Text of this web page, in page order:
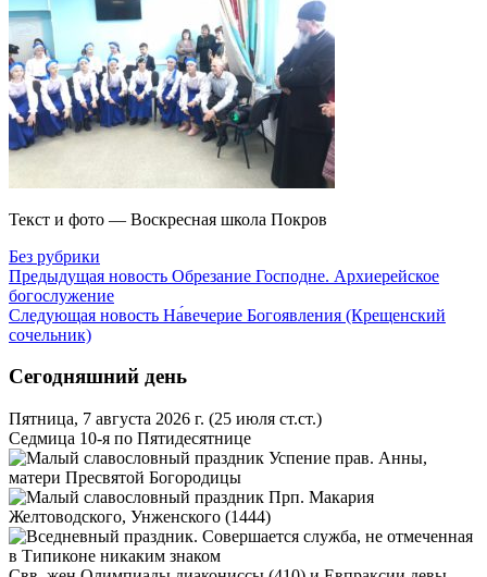
Текст и фото — Воскресная школа Покров
Без рубрики
Предыдущая новость Обрезание Господне. Архиерейское
богослужение
Следующая новость На́вечерие Богоявления (Крещенский
сочельник)
Сегодняшний день
Пятница, 7 августа 2026 г. (25 июля ст.ст.)
Седмица 10-я по Пятидесятнице
Успение прав. Анны,
матери Пресвятой Богородицы
Прп. Макария
Желтоводского, Унженского (1444)